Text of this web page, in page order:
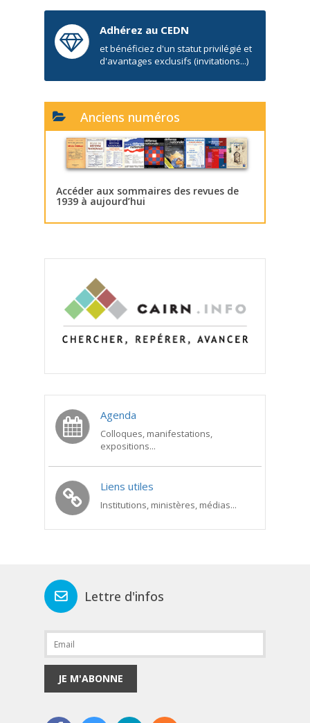
Adhérez au CEDN
et bénéficiez d'un statut privilégié et
d'avantages exclusifs (invitations...)
Anciens numéros
Accéder aux sommaires des revues de
1939 à aujourd’hui
Agenda
Colloques, manifestations,
expositions...
Liens utiles
Institutions, ministères, médias...
Lettre d'infos
JE M'ABONNE